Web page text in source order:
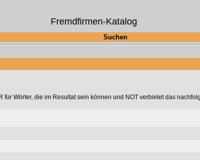
Fremdfirmen-Katalog
Suchen
Wörter, die im Resultat sein können und NOT verbietet das